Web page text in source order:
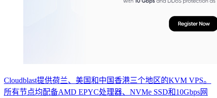
Cloudblast提供荷兰、美国和中国香港三个地区的KVM VPS。
所有节点均配备AMD EPYC处理器、NVMe SSD和10Gbps网